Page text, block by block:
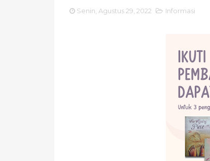
Senin, Agustus 29, 2022 Informasi